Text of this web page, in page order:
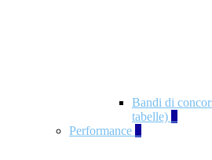
Bandi di
tabelle) 2
Performance 5